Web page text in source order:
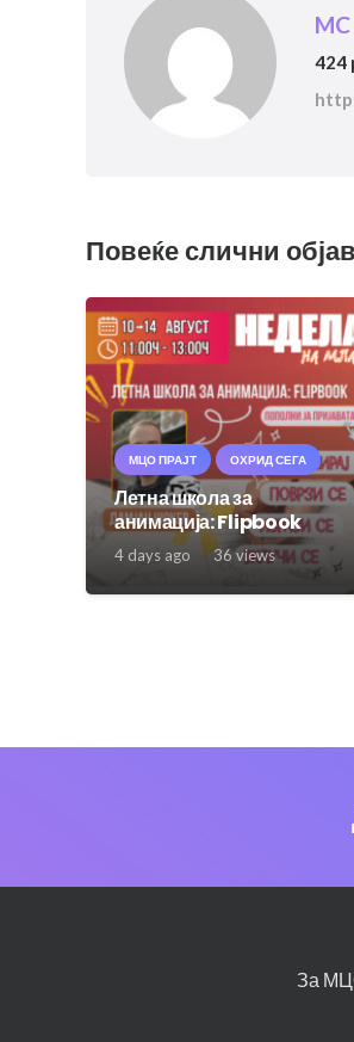
424
Повеќе слични
МЦО ПРАЈТ ОХРИД СЕГА
Летна школа за
анимација: Flipbook
4 days ago 36 views
За